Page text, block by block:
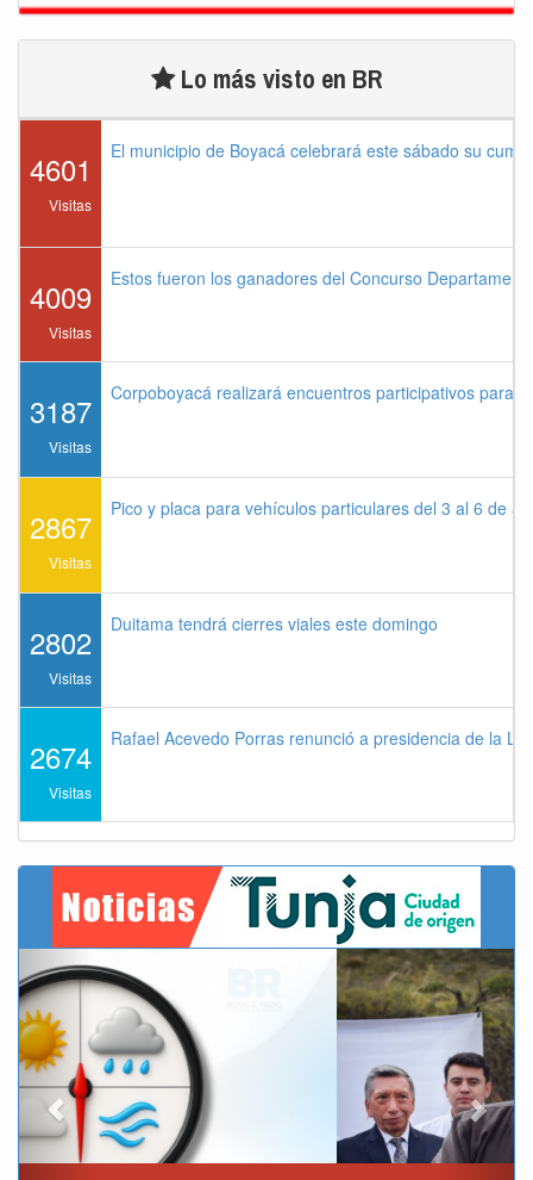
Lo más visto en BR
4601
Visitas
El municipio de Boyacá celebrará este sábado su
4009
Visitas
Estos fueron los ganadores del Concurso
3187
Visitas
Corpoboyacá realizará encuentros participativos para
2867
Visitas
Pico y placa para vehículos particulares del 3 al 6 de
2802
Visitas
Duitama tendrá cierres viales este domingo
2674
Visitas
Rafael Acevedo Porras renunció a presidencia de la
Previous Next